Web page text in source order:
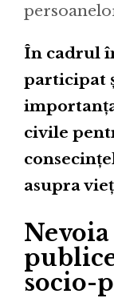
În cadrul
participat
civile
asupra
socio-